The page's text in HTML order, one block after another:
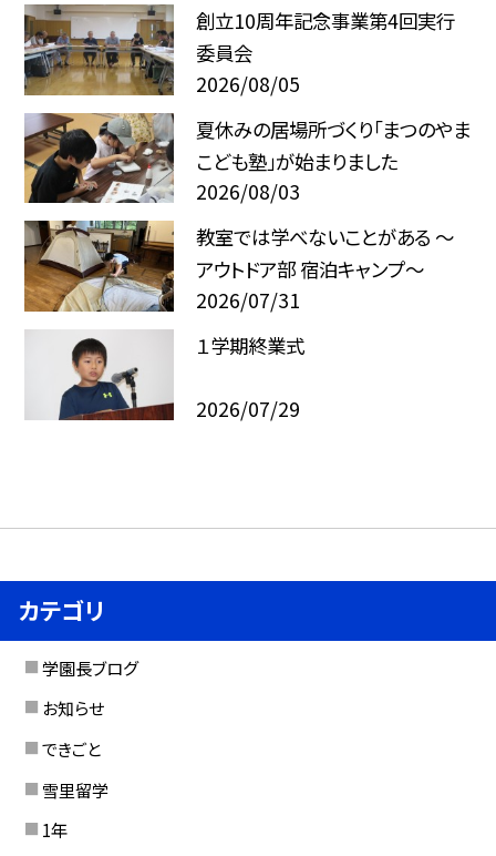
創立10周年記念事業第4回実行
委員会
2026/08/05
夏休みの居場所づくり「まつのやま
こども塾」が始まりました
2026/08/03
教室では学べないことがある ～
アウトドア部 宿泊キャンプ～
2026/07/31
１学期終業式
2026/07/29
カテゴリ
学園長ブログ
お知らせ
できごと
雪里留学
1年